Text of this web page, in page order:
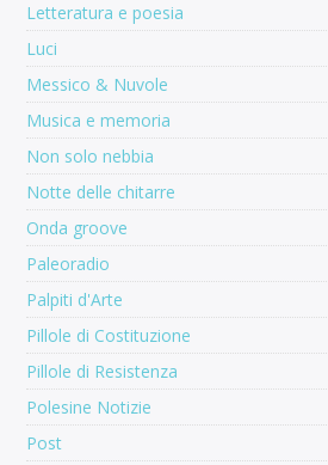
Letteratura e poesia
Luci
Messico & Nuvole
Musica e memoria
Non solo nebbia
Notte delle chitarre
Onda groove
Paleoradio
Palpiti d'Arte
Pillole di Costituzione
Pillole di Resistenza
Polesine Notizie
Post